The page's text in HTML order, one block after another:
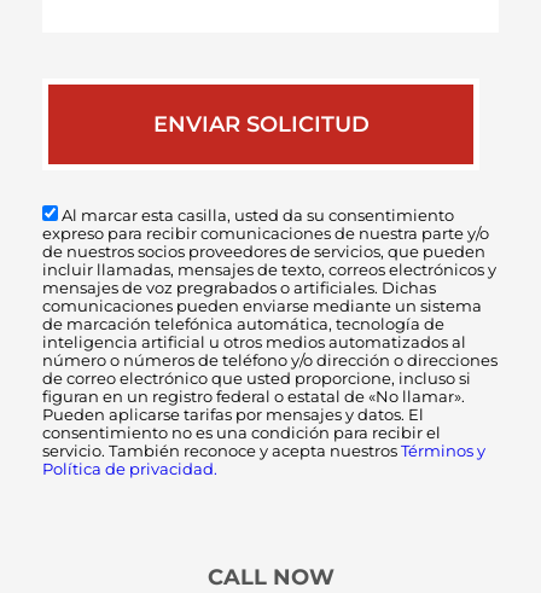
Al marcar esta casilla, usted da su consentimiento
expreso para recibir comunicaciones de nuestra parte y/o
de nuestros socios proveedores de servicios, que pueden
incluir llamadas, mensajes de texto, correos electrónicos y
mensajes de voz pregrabados o artificiales. Dichas
comunicaciones pueden enviarse mediante un sistema
de marcación telefónica automática, tecnología de
inteligencia artificial u otros medios automatizados al
número o números de teléfono y/o dirección o direcciones
de correo electrónico que usted proporcione, incluso si
figuran en un registro federal o estatal de «No llamar».
Pueden aplicarse tarifas por mensajes y datos. El
consentimiento no es una condición para recibir el
servicio. También reconoce y acepta nuestros Términos y
Política de privacidad.
CALL NOW